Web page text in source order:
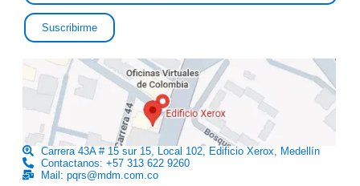
Suscribirme
Carrera 43A # 15 sur 15, Local 102, Edificio Xerox, Medellín
Contactanos: +57 313 622 9260
Mail: pqrs@mdm.com.co